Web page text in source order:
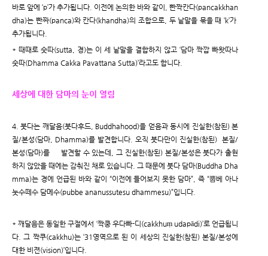
바로 앞에 ‘p’가 추가됩니다. 이전에 논의한 바와 같이, 빤짝칸다(pancakkhan
dha)는 빤짜(panca)와 칸다(khandha)의 조합으로, 두 낱말을 묶을 때 ‘k’가
추가됩니다.
* 때때로 숫따(sutta, 경)는 이 세 낱말을 결합하지 않고 ‘담마 짝깝 빠왓따나
숫따(Dhamma Cakka Pavattana Sutta)’라고도 합니다.
세상에 대한 담마의 눈이 열림
4. 붓다는 깨달음(붓다후드, Buddhahood)을 얻음과 동시에 진실한(참된) 본
질/본성(담마, Dhamma)를 발견합니다. 오직 붓다만이 진실한(참된) 본질/
본성(담마)를 발견할 수 있는데, 그 진실한(참된) 본질/본성은 붓다가 출현
하지 않았을 때에는 감춰진 채로 있습니다. 그 때문에 붓다 담마(Buddha Dha
mma)는 경에 언급된 바와 같이 “이전에 들어보지 못한 담마”, 즉 “뿝베 아나
눗수떼수 담메수(pubbe ananussutesu dhammesu)”입니다.
* 깨달음은 동일한 구절에서 ‘짝쿵 우다빠-디(cakkhuṃ udapādi)’로 언급됩니
다. 그 짝쿠(cakkhu)는 ‘31영역으로 된 이 세상의 진실한(참된) 본질/본성에
대한 비젼(vision)’입니다.